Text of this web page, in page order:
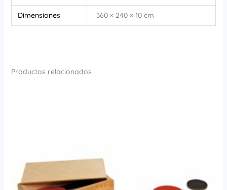
Dimensiones 360 × 240 × 10 cm
Productos relacionados